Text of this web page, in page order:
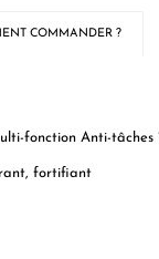
COMMANDER ?
fonction Anti-tâches
fortifiant